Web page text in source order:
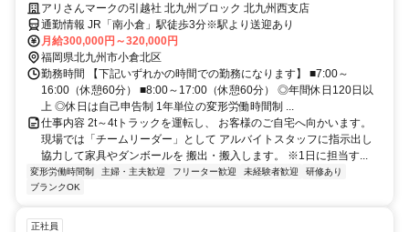
トダッシュ支援制度）
アリさんマークの引越社 北九州ブロック 北九州西支店
通勤情報 JR「南小倉」駅徒歩3分※駅より送迎あり
月給300,000円～320,000円
福岡県北九州市小倉北区
勤務時間 【下記いずれかの時間での勤務になります】 ■7:00～
16:00（休憩60分） ■8:00～17:00（休憩60分） ◎年間休日120日以
上 ◎休日は自己申告制 1年単位の変形労働時間制 ...
仕事内容 2t～4tトラックを運転し、 お客様のご自宅へ向かいます。
現場では「チームリーダー」として アルバイトスタッフに指示出し
協力して家具やダンボールを 搬出・搬入します。 ※1日に担当す...
変形労働時間制 主婦・主夫歓迎 フリーター歓迎 未経験者歓迎
研修あり
ブランクOK
正社員